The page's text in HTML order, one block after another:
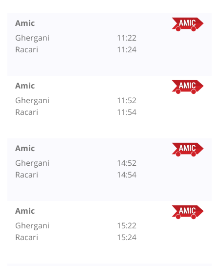
Amic
Ghergani
Racari
11:22
11:24
Amic
Ghergani
Racari
11:52
11:54
Amic
Ghergani
Racari
14:52
14:54
Amic
Ghergani
Racari
15:22
15:24